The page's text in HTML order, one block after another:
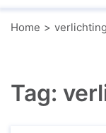
Home
Tag: